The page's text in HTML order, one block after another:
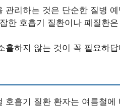
관리하는 것은 단순한 질병
한 호흡기 질환이나 폐질환
홀하지 않는 것이 꼭 필요하
호흡기 질환 환자는 여름철